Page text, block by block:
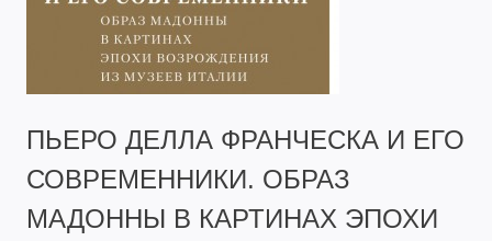
ПЬЕРО ДЕЛЛА ФРАНЧЕСКА И ЕГО
СОВРЕМЕННИКИ. ОБРАЗ
МАДОННЫ В КАРТИНАХ ЭПОХИ